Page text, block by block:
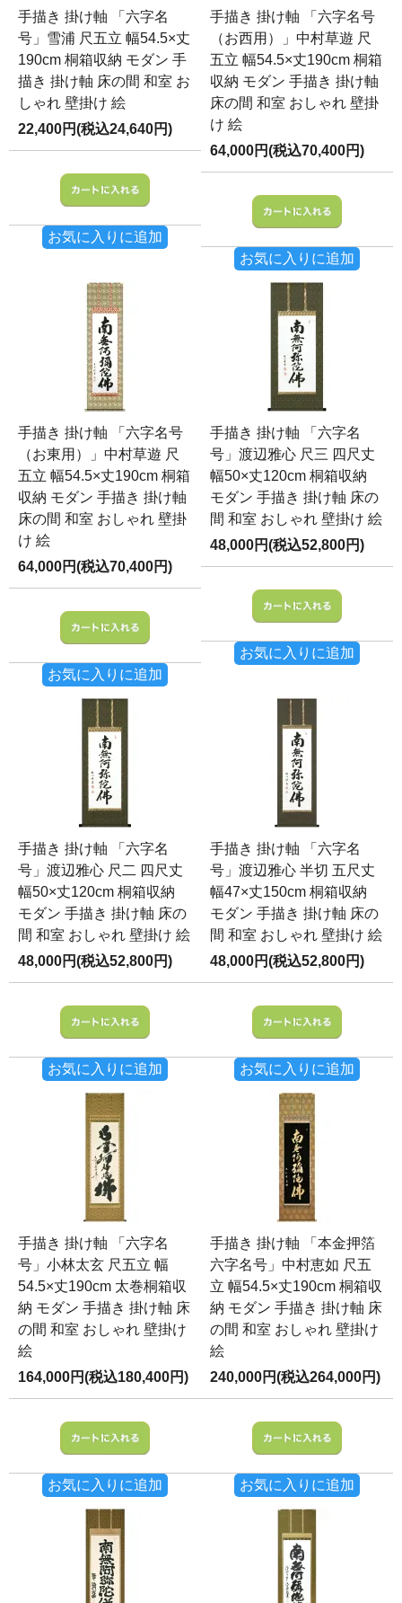
手描き 掛け軸 「六字名
号」雪浦 尺五立 幅54.5×丈
190cm 桐箱収納 モダン 手
描き 掛け軸 床の間 和室 お
しゃれ 壁掛け 絵
22,400円(税込24,640円)
お気に入りに追加
手描き 掛け軸 「六字名号
（お西用）」中村草遊 尺
五立 幅54.5×丈190cm 桐箱
収納 モダン 手描き 掛け軸
床の間 和室 おしゃれ 壁掛
け 絵
64,000円(税込70,400円)
お気に入りに追加
手描き 掛け軸 「六字名号
（お東用）」中村草遊 尺
五立 幅54.5×丈190cm 桐箱
収納 モダン 手描き 掛け軸
床の間 和室 おしゃれ 壁掛
け 絵
64,000円(税込70,400円)
お気に入りに追加
手描き 掛け軸 「六字名
号」渡辺雅心 尺三 四尺丈
幅50×丈120cm 桐箱収納
モダン 手描き 掛け軸 床の
間 和室 おしゃれ 壁掛け 絵
48,000円(税込52,800円)
お気に入りに追加
手描き 掛け軸 「六字名
号」渡辺雅心 尺二 四尺丈
幅50×丈120cm 桐箱収納
モダン 手描き 掛け軸 床の
間 和室 おしゃれ 壁掛け 絵
48,000円(税込52,800円)
お気に入りに追加
手描き 掛け軸 「六字名
号」渡辺雅心 半切 五尺丈
幅47×丈150cm 桐箱収納
モダン 手描き 掛け軸 床の
間 和室 おしゃれ 壁掛け 絵
48,000円(税込52,800円)
お気に入りに追加
手描き 掛け軸 「六字名
号」小林太玄 尺五立 幅
54.5×丈190cm 太巻桐箱収
納 モダン 手描き 掛け軸 床
の間 和室 おしゃれ 壁掛け
絵
164,000円(税込180,400円)
お気に入りに追加
手描き 掛け軸 「本金押箔
六字名号」中村恵如 尺五
立 幅54.5×丈190cm 桐箱収
納 モダン 手描き 掛け軸 床
の間 和室 おしゃれ 壁掛け
絵
240,000円(税込264,000円)
お気に入りに追加